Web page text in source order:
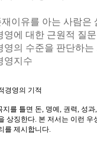
이유를 아는 사람은
영에 대한 근원적 질
영의 수준을 판단하는
영지수
경영의 기적
를 틀면 돈, 명예, 권력, 성
상징한다. 본 저서는 이런
를 제시합니다.